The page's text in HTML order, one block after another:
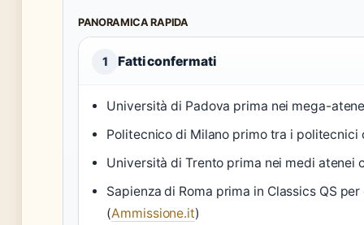
PANORAMICA RAPIDA
1 Fatti confermati
Università di Padova prima nei mega-
Politecnico di Milano primo tra i politecnici
Università di Trento prima nei medi atenei
Sapienza di Roma prima in Classics QS
(Ammissione.it)